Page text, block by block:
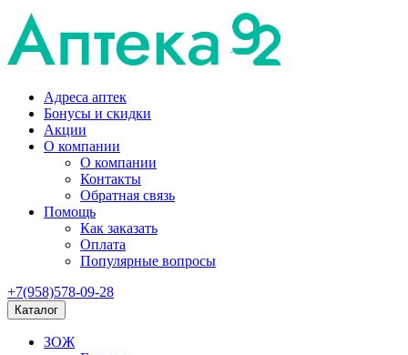
Адреса аптек
Бонусы и скидки
Акции
О компании
О компании
Контакты
Обратная связь
Помощь
Как заказать
Оплата
Популярные вопросы
+7(958)578-09-28
Каталог
ЗОЖ